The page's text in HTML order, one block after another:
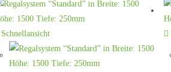
Schnellansicht